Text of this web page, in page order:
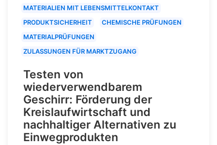
MATERIALIEN MIT LEBENSMITTELKONTAKT
PRODUKTSICHERHEIT
CHEMISCHE PRÜFUNGEN
MATERIALPRÜFUNGEN
ZULASSUNGEN FÜR MARKTZUGANG
Testen von
wiederverwendbarem
Geschirr: Förderung der
Kreislaufwirtschaft und
nachhaltiger Alternativen zu
Einwegprodukten